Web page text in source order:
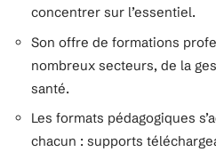
concentrer sur l’essentiel.
Son offre de formations
nombreux secteurs, de la
santé.
Les formats pédagogiques
chacun : supports